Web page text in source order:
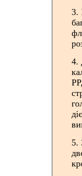
3.
4.
5.